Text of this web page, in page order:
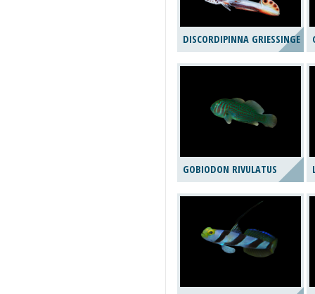
DISCORDIPINNA GRIESSINGERI
GOBIODON RIVULATUS